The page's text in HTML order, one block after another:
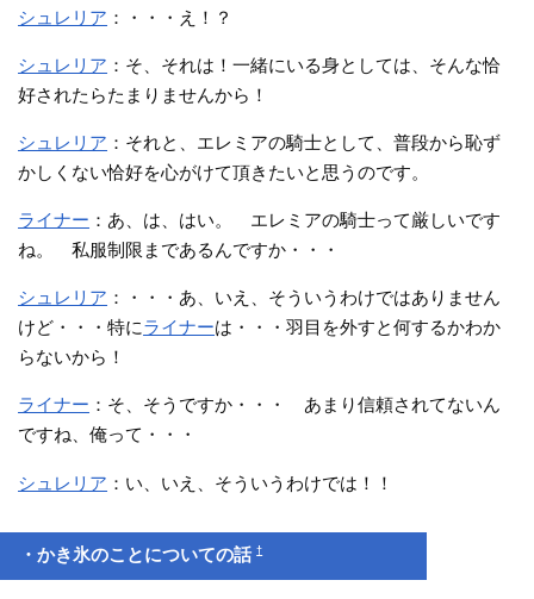
シュレリア ：・・・え！？
シュレリア ：そ、それは！一緒にいる身としては、そんな恰
好されたらたまりませんから！
シュレリア ：それと、エレミアの騎士として、普段から恥ず
かしくない恰好を心がけて頂きたいと思うのです。
ライナー ：あ、は、はい。 エレミアの騎士って厳しいです
ね。 私服制限まであるんですか・・・
シュレリア ：・・・あ、いえ、そういうわけではありません
けど・・・特にライナーは・・・羽目を外すと何するかわか
らないから！
ライナー ：そ、そうですか・・・ あまり信頼されてないん
ですね、俺って・・・
シュレリア ：い、いえ、そういうわけでは！！
・かき氷のことについての話†